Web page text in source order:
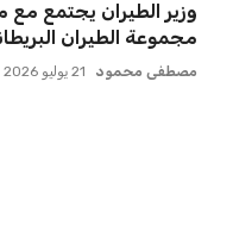
وزير الطيران يجتمع
مجموعة الطيران
مصطفى محمود 21 يوليو 2026